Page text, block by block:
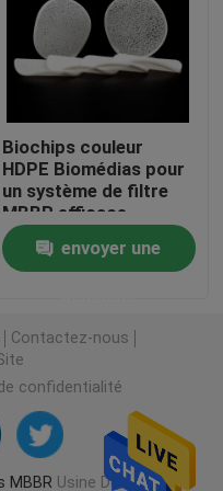
Biochips couleur
HDPE Biomédias pour
un système de filtre
MBBR efficace
envoyer une
Contactez-nous
confidentialité
MBBR Usine De